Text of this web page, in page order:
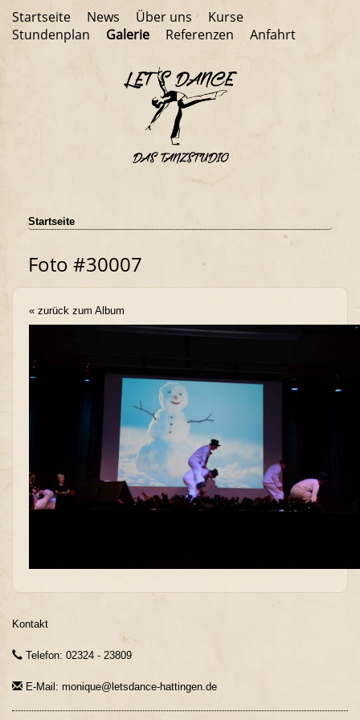
Startseite News Über uns
Kurse
Stundenplan
Galerie Referenzen Anfahrt
Startseite
Foto #30007
« zurück zum Album
Kontakt
Telefon: 02324 - 23809
E-Mail: monique@letsdance-hattingen.de